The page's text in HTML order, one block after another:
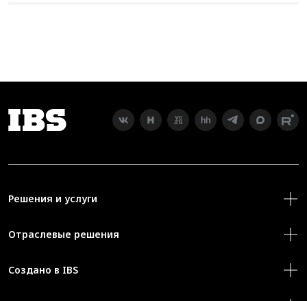
Решения и услуги
Отраслевые решения
Создано в IBS